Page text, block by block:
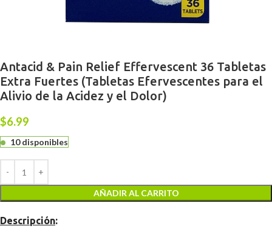
Antacid & Pain Relief Effervescent 36 Tabletas
Extra Fuertes (Tabletas Efervescentes para el
Alivio de la Acidez y el Dolor)
$6.99
10 disponibles
AÑADIR AL CARRITO
Descripción: